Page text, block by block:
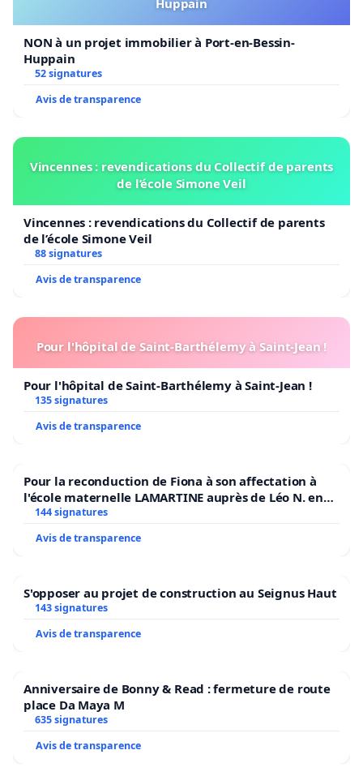
NON à un projet immobilier à Port-en-Bessin-
Huppain
52 signatures
Avis de transparence
Vincennes : revendications du Collectif de parents
de l’école Simone Veil
Vincennes : revendications du Collectif de parents
de l’école Simone Veil
88 signatures
Avis de transparence
Pour l'hôpital de Saint-Barthélemy à Saint-Jean !
Pour l'hôpital de Saint-Barthélemy à Saint-Jean !
135 signatures
Avis de transparence
Pour la reconduction de Fiona à son affectation à
l'école maternelle LAMARTINE auprès de Léo N. en
2026/2027
144 signatures
Avis de transparence
S'opposer au projet de construction au Seignus Haut
143 signatures
Avis de transparence
Anniversaire de Bonny & Read : fermeture de route
place Da Maya M
635 signatures
Avis de transparence